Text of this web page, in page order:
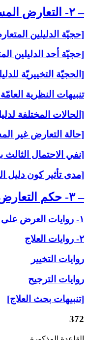
– ۲- التعارض المستقر على‏ ضوء دليل الحجّية
[حجيّة الدليلين
[حجيّة أحد الدليلين
[الحجيّة التخييريّة
تنبيهات النظرية
[الحالات المختلفة
[حالة التعارض غير
[نفي الاحتمال الثالث
[مدى تأثير كون دليل
– ۳- حكم التعارض على‏ ضوء الأخبار الخاصّة
۱- روايات العرض على‏ الكتاب
۲- روايات العلاج‏
روايات التخيير
روايات الترجيح
[تنبيهات بحث العلاج]
372